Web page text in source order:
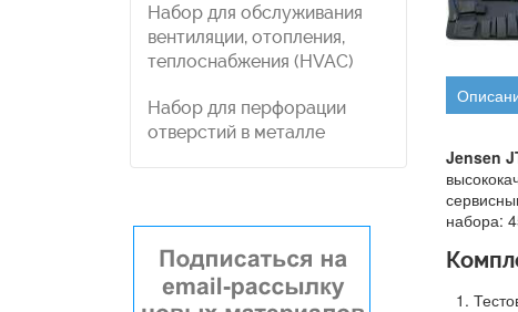
Набор для обслуживания
вентиляции, отопления,
теплоснабжения (HVAC)
Набор для перфорации
отверстий в металле
Jensen
набора: